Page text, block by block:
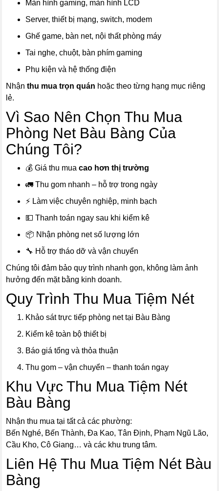
Màn hình gaming, màn hình LCD
Server, thiết bị mạng, switch, modem
Ghế game, bàn net, nội thất phòng máy
Tai nghe, chuột, bàn phím gaming
Phụ kiện và hệ thống điện
Nhậnthu mua trọn quán hoặc theo từng hạng mục riêng
lẻ.
Vì Sao Nên Chọn Thu Mua
Phòng Net Bàu Bàng Của
Chúng Tôi?
💰 Giá thu muacao hơn thị trường
🚛 Thu gom nhanh – hỗ trợ trong ngày
⚡ Làm việc chuyên nghiệp, minh bạch
💵 Thanh toán ngay sau khi kiểm kê
📦 Nhận phòng net số lượng lớn
🔧 Hỗ trợ tháo dỡ và vận chuyển
Chúng tôi đảm bảo quy trình nhanh gọn, không làm ảnh
hưởng đến mặt bằng kinh doanh.
Quy Trình Thu Mua Tiệm Nét
Khảo sát trực tiếp phòng net tại Bàu Bàng
Kiểm kê toàn bộ thiết bị
Báo giá tổng và thỏa thuận
Thu gom – vận chuyển – thanh toán ngay
Khu Vực Thu Mua Tiệm Nét
Bàu Bàng
Nhận thu mua tại tất cả các phường:
Bến Nghé, Bến Thành, Đa Kao, Tân Định, Phạm Ngũ Lão,
Cầu Kho, Cô Giang… và các khu trung tâm.
Liên Hệ Thu Mua Tiệm Nét Bàu
Bàng